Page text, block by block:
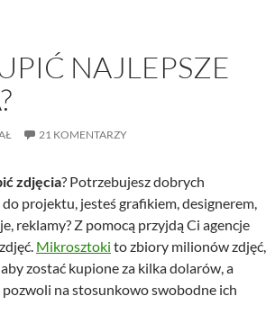
NAJLEPSZE
reklamy? Z pomocą przyjdą Ci agencje
Mikrosztokito zbiory milionów zdjęć,
zostać kupione za kilka dolarów, a
pozwoli na stosunkowo swobodne ich